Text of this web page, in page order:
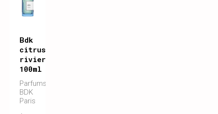
Bdk
citrus
riviera
100ml
Parfums
BDK
Paris